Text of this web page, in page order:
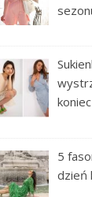
5
dzień